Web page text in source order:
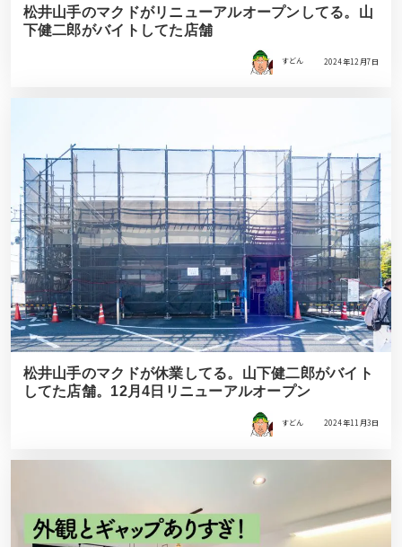
松井山手のマクドがリニューアルオープンしてる。山
下健二郎がバイトしてた店舗
すどん 2024年12月7日
松井山手のマクドが休業してる。山下健二郎がバイト
してた店舗。12月4日リニューアルオープン
すどん 2024年11月3日